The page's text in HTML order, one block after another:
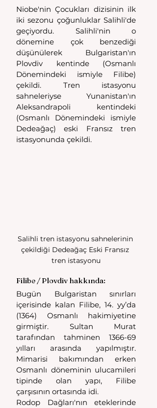
Niobe'nin Çocukları dizisinin ilk
iki sezonu çoğunluklar Salihli'de
geçiyordu. Salihli'nin o
dönemine çok benzediği
düşünülerek Bulgaristan'ın
Plovdiv kentinde (Osmanlı
Dönemindeki ismiyle Filibe)
çekildi. Tren istasyonu
sahneleriyse Yunanistan'ın
Aleksandrapoli kentindeki
(Osmanlı Dönemindeki ismiyle
Dedeağaç) eski Fransız tren
istasyonunda çekildi.
Salihli tren istasyonu sahnelerinin
çekildiği Dedeağaç Eski Fransız
tren istasyonu
Filibe / Plovdiv hakkında:
Bugün Bulgaristan sınırları
içerisinde kalan Filibe, 14. yy’da
(1364) Osmanlı hakimiyetine
girmiştir. Sultan Murat
tarafından tahminen 1366-69
yılları arasında yapılmıştır.
Mimarisi bakımından erken
Osmanlı döneminin ulucamileri
tipinde olan yapı, Filibe
çarşısının ortasında idi.
Rodop Dağları'nın eteklerinde